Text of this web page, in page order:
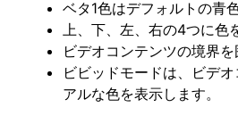
ベタ1色はデフォルトの青
上、下、左、右の4つに色
ビデオコンテンツの境界
ビビッドモードは、ビデ
アルな色を表示します。